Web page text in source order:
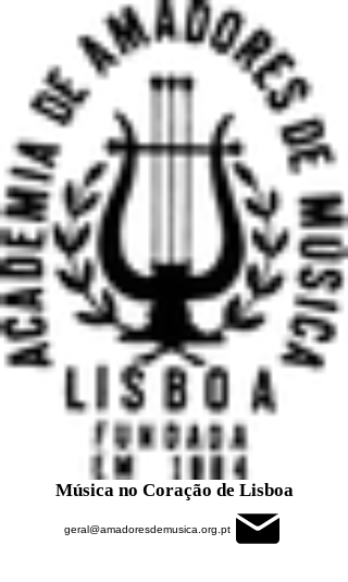
Música no Coração de Lisboa
geral@amadoresdemusica.org.pt